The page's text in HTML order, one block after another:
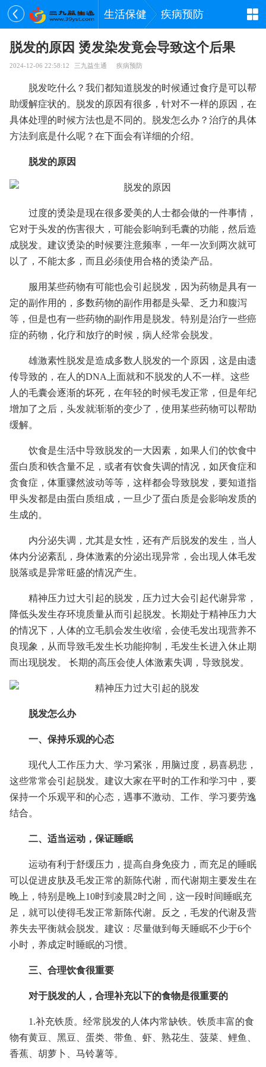
生活保健 疾病预防
脱发的原因 烫发染发竟会导致这个后果
2024-12-06 22:58:12 三九益生通 疾病预防
脱发吃什么？我们都知道脱发的时候通过食疗是可以帮
助缓解症状的。脱发的原因有很多，针对不一样的原因，在
具体处理的时候方法也是不同的。脱发怎么办？治疗的具体
方法到底是什么呢？在下面会有详细的介绍。
脱发的原因
过度的烫染是现在很多爱美的人士都会做的一件事情，
它对于头发的伤害很大，可能会影响到毛囊的功能，然后造
成脱发。建议烫染的时候要注意频率，一年一次到两次就可
以了，不能太多，而且必须使用合格的烫染产品。
服用某些药物有可能也会引起脱发，因为药物是具有一
定的副作用的，多数药物的副作用都是头晕、乏力和腹泻
等，但是也有一些药物的副作用是脱发。特别是治疗一些癌
症的药物，化疗和放疗的时候，病人经常会脱发。
雄激素性脱发是造成多数人脱发的一个原因，这是由遗
传导致的，在人的DNA上面就和不脱发的人不一样。这些
人的毛囊会逐渐的坏死，在年轻的时候毛发正常，但是年纪
增加了之后，头发就渐渐的变少了，使用某些药物可以帮助
缓解。
饮食是生活中导致脱发的一大因素，如果人们的饮食中
蛋白质和铁含量不足，或者有饮食失调的情况，如厌食症和
贪食症，体重骤然波动等等，这样都会导致脱发，要知道指
甲头发都是由蛋白质组成，一旦少了蛋白质是会影响发质的
生成的。
内分泌失调，尤其是女性，还有产后脱发的发生，当人
体内分泌紊乱，身体激素的分泌出现异常，会出现人体毛发
脱落或是异常旺盛的情况产生。
精神压力过大引起的脱发，压力过大会引起代谢异常，
降低头发生存环境质量从而引起脱发。长期处于精神压力大
的情况下，人体的立毛肌会发生收缩，会使毛发出现营养不
良现象，从而导致毛发生长功能抑制，毛发生长进入休止期
而出现脱发。 长期的高压会使人体激素失调，导致脱发。
脱发怎么办
一、保持乐观的心态
现代人工作压力大、学习紧张，用脑过度，易喜易悲，
这些常常会引起脱发。建议大家在平时的工作和学习中，要
保持一个乐观平和的心态，遇事不激动、工作、学习要劳逸
结合。
二、适当运动，保证睡眠
运动有利于舒缓压力，提高自身免疫力，而充足的睡眠
可以促进皮肤及毛发正常的新陈代谢，而代谢期主要发生在
晚上，特别是晚上10时到凌晨2时之间，这一段时间睡眠充
足，就可以使得毛发正常新陈代谢。反之，毛发的代谢及营
养失去平衡就会脱发。建议：尽量做到每天睡眠不少于6个
小时，养成定时睡眠的习惯。
三、合理饮食很重要
对于脱发的人，合理补充以下的食物是很重要的
1.补充铁质。经常脱发的人体内常缺铁。铁质丰富的食
物有黄豆、黑豆、蛋类、带鱼、虾、熟花生、菠菜、鲤鱼、
香蕉、胡萝卜、马铃薯等。